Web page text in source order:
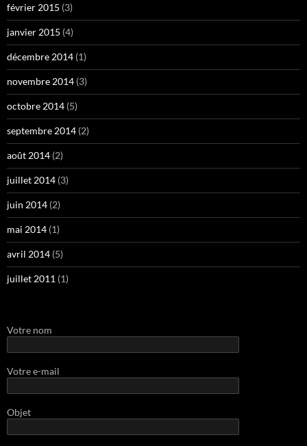
février 2015 (3)
janvier 2015 (4)
décembre 2014 (1)
novembre 2014 (3)
octobre 2014 (5)
septembre 2014 (2)
août 2014 (2)
juillet 2014 (3)
juin 2014 (2)
mai 2014 (1)
avril 2014 (5)
juillet 2011 (1)
Votre nom
Votre e-mail
Objet